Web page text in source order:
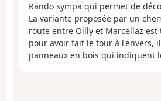
Rando sympa qui permet de
La variante proposée par un
route entre Oilly et Marcellaz est
pour avoir fait le tour à l'envers,
panneaux en bois qui indiquent